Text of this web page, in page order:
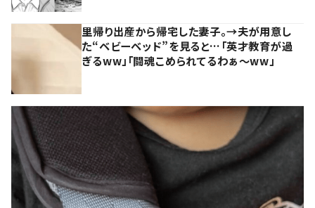
里帰り出産から帰宅した妻子。→夫が用意し
た“ベビーベッド”を見ると…「英才教育が過
ぎるww」「闘魂こめられてるわぁ～ww」